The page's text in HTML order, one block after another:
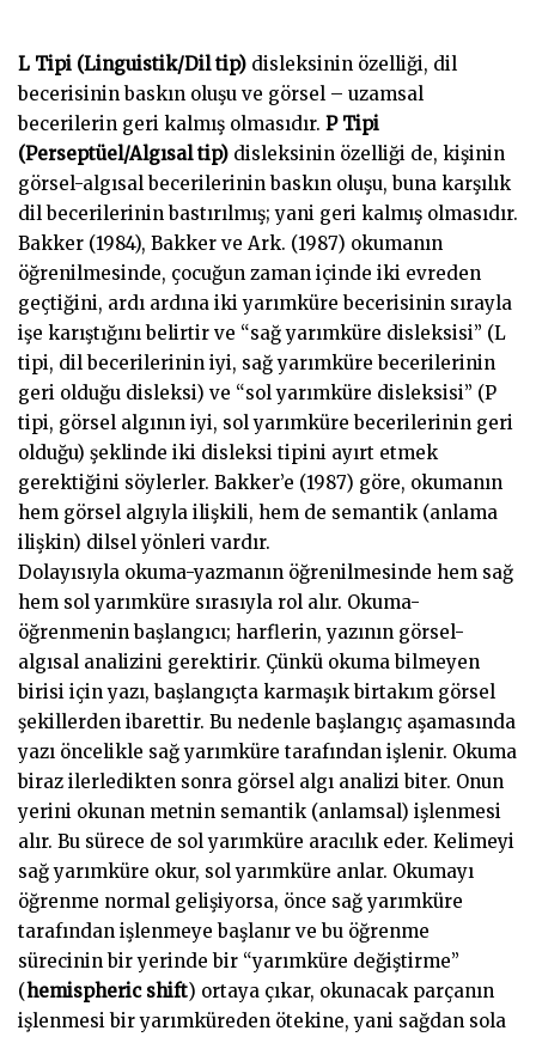
L Tipi (Linguistik/Dil tip) disleksinin özelliği, dil
becerisinin baskın oluşu ve görsel – uzamsal
becerilerin geri kalmış olmasıdır. P Tipi
(Perseptüel/Algısal tip) disleksinin özelliği de, kişinin
görsel-algısal becerilerinin baskın oluşu, buna karşılık
dil becerilerinin bastırılmış; yani geri kalmış olmasıdır.
Bakker (1984), Bakker ve Ark. (1987) okumanın
öğrenilmesinde, çocuğun zaman içinde iki evreden
geçtiğini, ardı ardına iki yarımküre becerisinin sırayla
işe karıştığını belirtir ve “sağ yarımküre disleksisi” (L
tipi, dil becerilerinin iyi, sağ yarımküre becerilerinin
geri olduğu disleksi) ve “sol yarımküre disleksisi” (P
tipi, görsel algının iyi, sol yarımküre becerilerinin geri
olduğu) şeklinde iki disleksi tipini ayırt etmek
gerektiğini söylerler. Bakker’e (1987) göre, okumanın
hem görsel algıyla ilişkili, hem de semantik (anlama
ilişkin) dilsel yönleri vardır.
Dolayısıyla okuma-yazmanın öğrenilmesinde hem sağ
hem sol yarımküre sırasıyla rol alır. Okuma-
öğrenmenin başlangıcı; harflerin, yazının görsel-
algısal analizini gerektirir. Çünkü okuma bilmeyen
birisi için yazı, başlangıçta karmaşık birtakım görsel
şekillerden ibarettir. Bu nedenle başlangıç aşamasında
yazı öncelikle sağ yarımküre tarafından işlenir. Okuma
biraz ilerledikten sonra görsel algı analizi biter. Onun
yerini okunan metnin semantik (anlamsal) işlenmesi
alır. Bu sürece de sol yarımküre aracılık eder. Kelimeyi
sağ yarımküre okur, sol yarımküre anlar. Okumayı
öğrenme normal gelişiyorsa, önce sağ yarımküre
tarafından işlenmeye başlanır ve bu öğrenme
sürecinin bir yerinde bir “yarımküre değiştirme”
(hemispheric shift) ortaya çıkar, okunacak parçanın
işlenmesi bir yarımküreden ötekine, yani sağdan sola